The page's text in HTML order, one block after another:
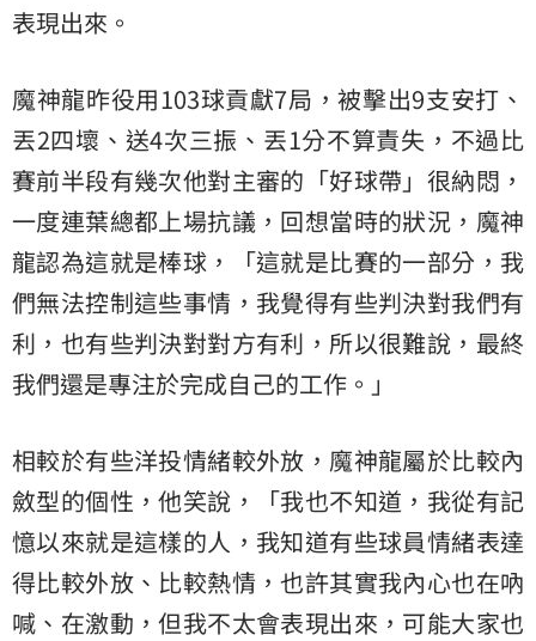
表現出來。
魔神龍昨役用103球貢獻7局，被擊出9支安打、
丟2四壞、送4次三振、丟1分不算責失，不過比
賽前半段有幾次他對主審的「好球帶」很納悶，
一度連葉總都上場抗議，回想當時的狀況，魔神
龍認為這就是棒球，「這就是比賽的一部分，我
們無法控制這些事情，我覺得有些判決對我們有
利，也有些判決對對方有利，所以很難說，最終
我們還是專注於完成自己的工作。」
相較於有些洋投情緒較外放，魔神龍屬於比較內
斂型的個性，他笑說，「我也不知道，我從有記
憶以來就是這樣的人，我知道有些球員情緒表達
得比較外放、比較熱情，也許其實我內心也在吶
喊、在激動，但我不太會表現出來，可能大家也